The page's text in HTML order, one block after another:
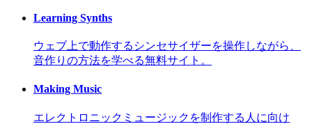
Learning Synths
ウェブ上で動作するシンセサイザーを操作しながら、
音作りの方法を学べる無料サイト。
Making Music
エレクトロニックミュージックを制作する人に向け